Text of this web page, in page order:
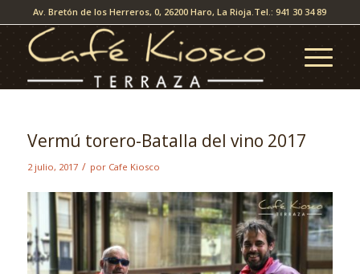
Av. Bretón de los Herreros, 0, 26200 Haro, La Rioja.Tel.: 941 30 34 89
Vermú torero-Batalla del vino 2017
2 julio, 2017 / por Cafe Kiosco